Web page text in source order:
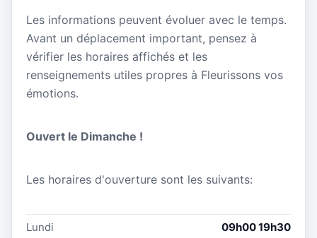
Les informations peuvent évoluer avec le temps.
Avant un déplacement important, pensez à
vérifier les horaires affichés et les
renseignements utiles propres à Fleurissons vos
émotions.
Ouvert le Dimanche !
Les horaires d'ouverture sont les suivants:
Lundi
09h00 19h30